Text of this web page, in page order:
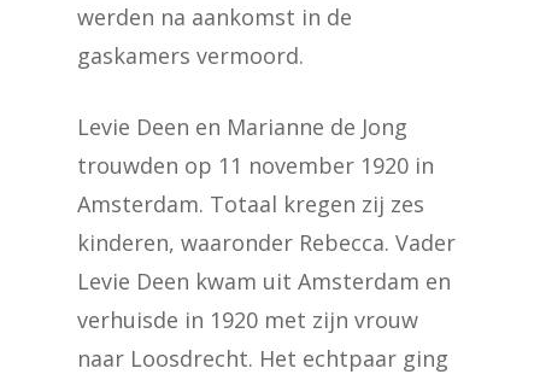
werden na aankomst in de
gaskamers vermoord.
Levie Deen en Marianne de Jong
trouwden op 11 november 1920 in
Amsterdam. Totaal kregen zij zes
kinderen, waaronder Rebecca. Vader
Levie Deen kwam uit Amsterdam en
verhuisde in 1920 met zijn vrouw
naar Loosdrecht. Het echtpaar ging